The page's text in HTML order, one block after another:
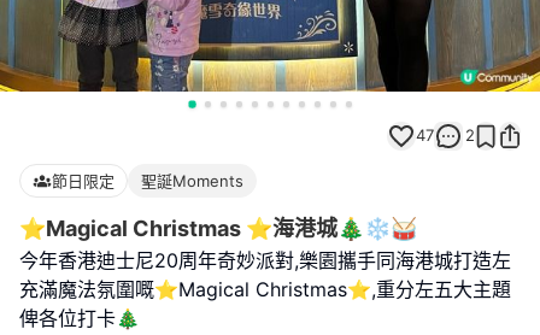
47 2
節日限定 聖誕Moments
⭐️Magical Christmas ⭐️海港城🎄❄️🥁
今年香港迪士尼20周年奇妙派對,樂園攜手同海港城打造左
充滿魔法氛圍嘅⭐️Magical Christmas⭐️,重分左五大主題
俾各位打卡🎄